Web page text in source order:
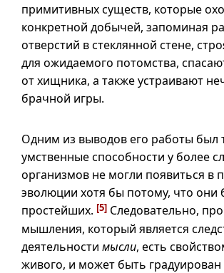
примитивных существ, которые
конкретной добычей, запоминая
отверстий в стеклянной стене,
для ожидаемого потомства,
от хищника, а также устраивают
брачной игры.
Одним из выводов его работы был
умственные способности у более
организмов не могли появиться в
эволюции хотя бы потому, что они
простейших. [5] Следовательно,
мышления, который является
деятельности мысли, есть
живого, и может быть градуирован